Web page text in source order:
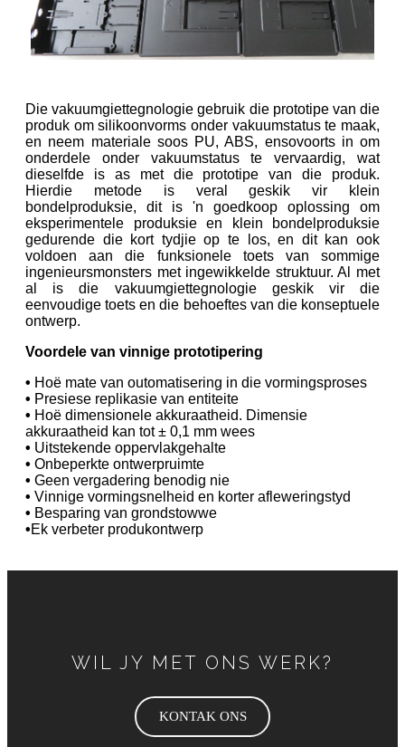
Die vakuumgiettegnologie gebruik die prototipe van die
produk om silikoonvorms onder vakuumstatus te maak,
en neem materiale soos PU, ABS, ensovoorts in om
onderdele onder vakuumstatus te vervaardig, wat
dieselfde is as met die prototipe van die produk.
Hierdie metode is veral geskik vir klein
bondelproduksie, dit is 'n goedkoop oplossing om
eksperimentele produksie en klein bondelproduksie
gedurende die kort tydjie op te los, en dit kan ook
voldoen aan die funksionele toets van sommige
ingenieursmonsters met ingewikkelde struktuur. Al met
al is die vakuumgiettegnologie geskik vir die
eenvoudige toets en die behoeftes van die konseptuele
ontwerp.
Voordele van vinnige prototipering
• Hoë mate van outomatisering in die vormingsproses
• Presiese replikasie van entiteite
• Hoë dimensionele akkuraatheid. Dimensie
akkuraatheid kan tot ± 0,1 mm wees
• Uitstekende oppervlakgehalte
• Onbeperkte ontwerpruimte
• Geen vergadering benodig nie
• Vinnige vormingsnelheid en korter afleweringstyd
• Besparing van grondstowwe
•Ek verbeter produkontwerp
WIL JY MET ONS WERK?
KONTAK ONS